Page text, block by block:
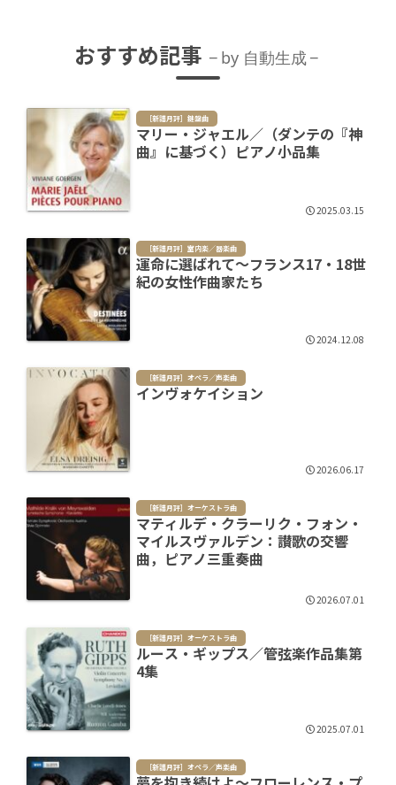
おすすめ記事 by 自動生成
［新譜月評］鍵盤曲
マリー・ジャエル／（ダンテの『神
曲』に基づく）ピアノ小品集
2025.03.15
［新譜月評］室内楽／器楽曲
運命に選ばれて～フランス17・18世
紀の女性作曲家たち
2024.12.08
［新譜月評］オペラ／声楽曲
インヴォケイション
2026.06.17
［新譜月評］オーケストラ曲
マティルデ・クラーリク・フォン・
マイルスヴァルデン：讃歌の交響
曲，ピアノ三重奏曲
2026.07.01
［新譜月評］オーケストラ曲
ルース・ギップス／管弦楽作品集第
4集
2025.07.01
［新譜月評］オペラ／声楽曲